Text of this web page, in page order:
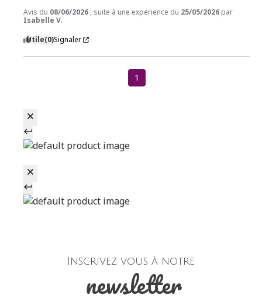
Avis du 08/06/2026 , suite à une expérience du 25/05/2026 par
Isabelle V.
Utile(0)Signaler
1
Inscrivez vous à notre
newsletter